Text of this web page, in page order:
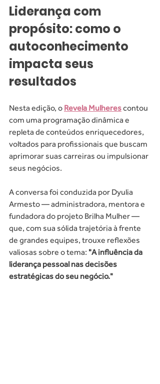
Liderança com
propósito: como o
autoconhecimento
impacta seus
resultados
Nesta edição, o Revela Mulheres contou
com uma programação dinâmica e
repleta de conteúdos enriquecedores,
voltados para profissionais que buscam
aprimorar suas carreiras ou impulsionar
seus negócios.
A conversa foi conduzida por Dyulia
Armesto — administradora, mentora e
fundadora do projeto Brilha Mulher —
que, com sua sólida trajetória à frente
de grandes equipes, trouxe reflexões
valiosas sobre o tema: "A influência da
liderança pessoal nas decisões
estratégicas do seu negócio."